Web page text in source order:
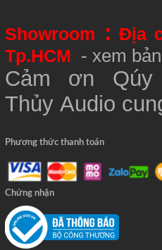
Showroom : Địa
Tp.HCM - xem
Cảm ơn
Thủy Audio
Phương thức thanh toán
Chứng nhận